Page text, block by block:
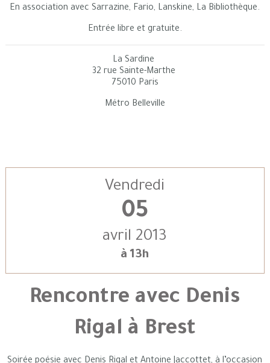
En association avec Sarrazine, Fario, Lanskine, La Bibliothèque.
Entrée libre et gratuite.
La Sardine
32 rue Sainte-Marthe
75010 Paris
Métro Belleville
Vendredi
05
avril 2013
à 13h
Rencontre avec Denis
Rigal à Brest